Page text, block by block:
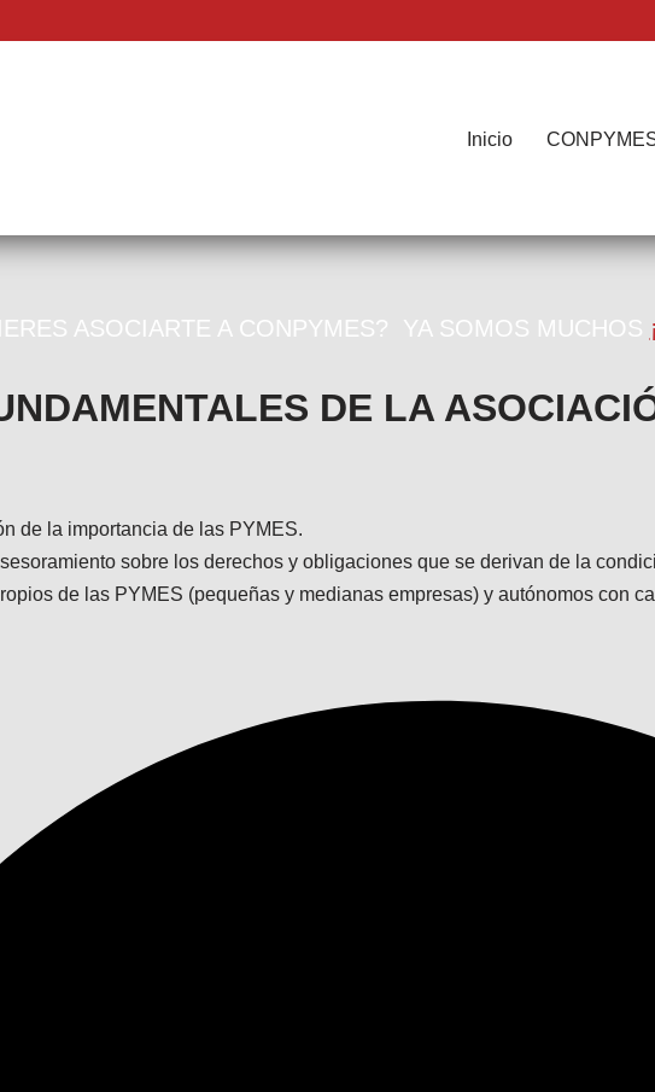
Inicio
ASOCIARTE A CONPYMES? YA SOMOS MUCHOS ¡
DE LA
de la importancia de las PYMES.
sobre los derechos y obligaciones que se derivan de la
de las PYMES (pequeñas y medianas empresas) y autónomos con